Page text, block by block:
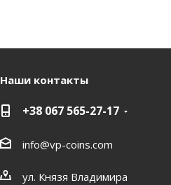
Наши контакты
+38 067 565-27-17
info@vp-coins.com
ул. Князя Владимира